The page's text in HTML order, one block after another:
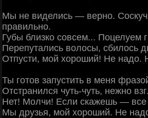
Мы не виделись — верно.
правильно.
Губы близко совсем... Поцелуем
Перепутались волосы, сбилось
Отпусти, мой хороший! Не надо.
Ты готов запустить в меня
Отстранился чуть-чуть, нежно
Нет! Молчи! Если скажешь — все
Мы друзья, мой хороший. Не